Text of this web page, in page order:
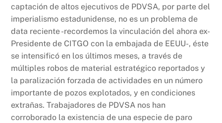
captación de altos ejecutivos de PDVSA, por parte del
imperialismo estadunidense, no es un problema de
data reciente -recordemos la vinculación del ahora ex-
Presidente de CITGO con la embajada de EEUU-, éste
se intensificó en los últimos meses, a través de
múltiples robos de material estratégico reportados y
la paralización forzada de actividades en un número
importante de pozos explotados, y en condiciones
extrañas. Trabajadores de PDVSA nos han
corroborado la existencia de una especie de paro